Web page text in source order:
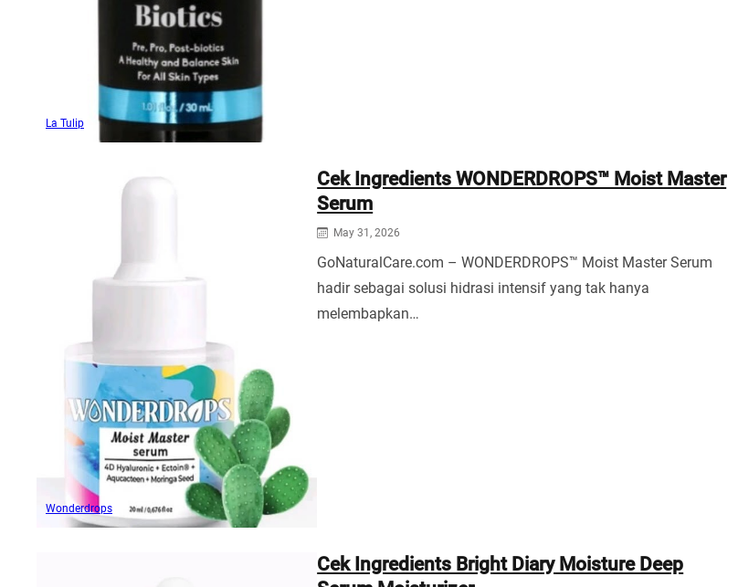
La Tulip
Wonderdrops
Cek Ingredients WONDERDROPS™ Moist Master
Serum
May 31, 2026
GoNaturalCare.com – WONDERDROPS™ Moist Master Serum
hadir sebagai solusi hidrasi intensif yang tak hanya
melembapkan…
Cek Ingredients Bright Diary Moisture Deep